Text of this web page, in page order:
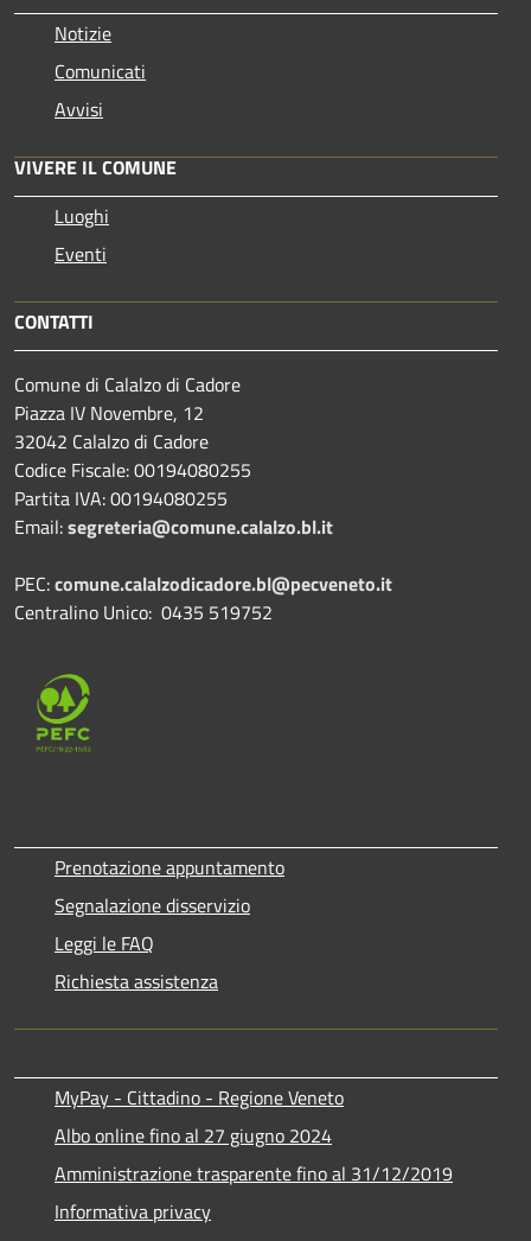
Notizie
Comunicati
Avvisi
VIVERE IL COMUNE
Luoghi
Eventi
CONTATTI
Comune di Calalzo di Cadore
Piazza IV Novembre, 12
32042 Calalzo di Cadore
Codice Fiscale: 00194080255
Partita IVA: 00194080255
Email:segreteria@comune.calalzo.bl.it
PEC:comune.calalzodicadore.bl@pecveneto.it
Centralino Unico: 0435 519752
Prenotazione appuntamento
Segnalazione disservizio
Leggi le FAQ
Richiesta assistenza
MyPay - Cittadino - Regione Veneto
Albo online fino al 27 giugno 2024
Amministrazione trasparente fino al 31/12/2019
Informativa privacy